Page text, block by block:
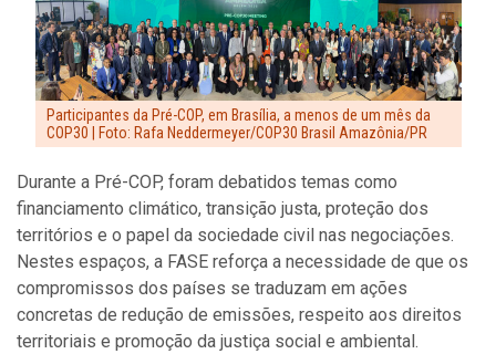
Participantes da Pré-COP, em Brasília, a menos de um mês da
COP30 | Foto: Rafa Neddermeyer/COP30 Brasil Amazônia/PR
Durante a Pré-COP, foram debatidos temas como
financiamento climático, transição justa, proteção dos
territórios e o papel da sociedade civil nas negociações.
Nestes espaços, a FASE reforça a necessidade de que os
compromissos dos países se traduzam em ações
concretas de redução de emissões, respeito aos direitos
territoriais e promoção da justiça social e ambiental.